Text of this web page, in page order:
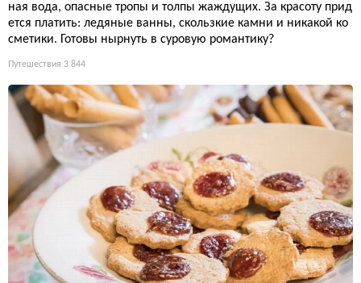
ная вода, опасные тропы и толпы жаждущих. За красоту прид
ется платить: ледяные ванны, скользкие камни и никакой ко
сметики. Готовы нырнуть в суровую романтику?
Путешествия 3 844